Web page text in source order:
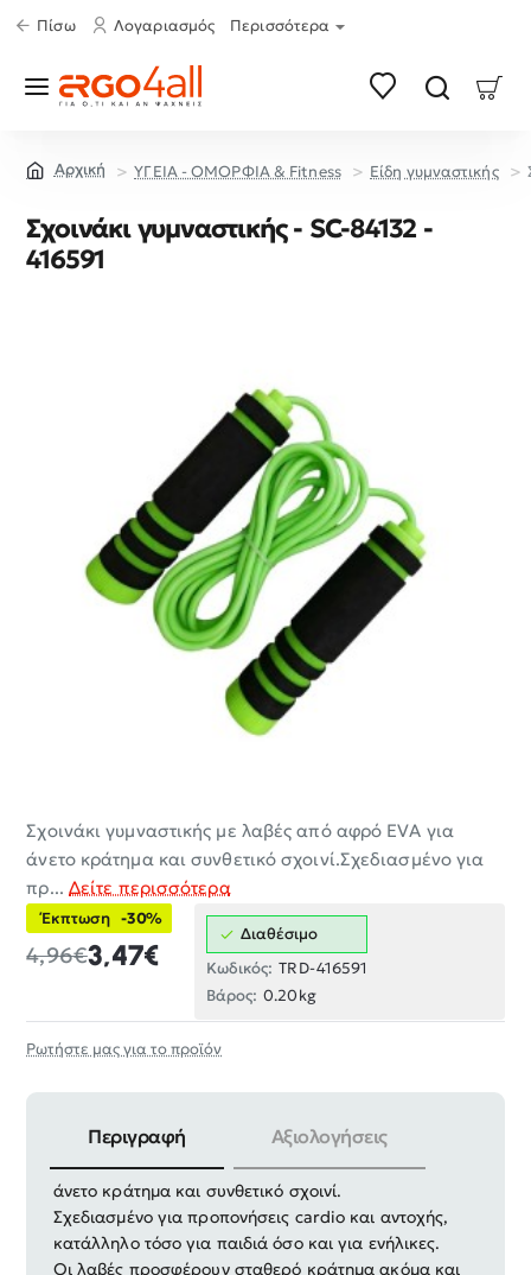
Πίσω Λογαριασμός Περισσότερα
ΥΓΕΙΑ - ΟΜΟΡΦΙΑ & Fitness Είδη γυμναστικής
Σχοινάκι γυμναστικής - SC-84132 -
416591
Σχοινάκι γυμναστικής με λαβές από αφρό EVA για
άνετο κράτημα και συνθετικό σχοινί.Σχεδιασμένο για
πρ... Δείτε περισσότερα
Έκπτωση -30%
3,47€
4,96€
Διαθέσιμο
Κωδικός: TRD-416591
Βάρος: 0.20kg
Ρωτήστε μας για το προϊόν
Περιγραφή Αξιολογήσεις
Σχοινάκι γυμναστικής με λαβές από αφρό EVA για
άνετο κράτημα και συνθετικό σχοινί.
Σχεδιασμένο για προπονήσεις cardio και αντοχής,
κατάλληλο τόσο για παιδιά όσο και για ενήλικες.
Οι λαβές προσφέρουν σταθερό κράτημα ακόμα και